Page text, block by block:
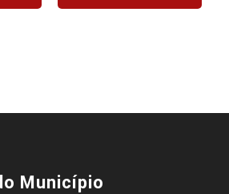
Município